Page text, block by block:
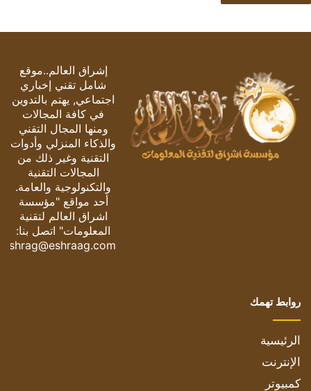
إشراق العالم..موقع
شامل تقني إخباري
اجتماعي, يهتم بالتدوين
في كافة المجالات
ومنها المجال التقني
والذكاء المنزلي وأدوات
التقنية وغير ذلك من
المجالات التقنية
والتكنولوجية والعامة.
أحد مواقع "مؤسسة
اشراق العالم لتقنية
المعلومات" اتصل بنا:
eshrag@eshraag.com
روابط تهمك
الرئيسية
الإنترنت
كمبيوتر